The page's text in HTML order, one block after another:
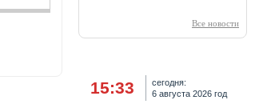
Все новости
15:33
сегодня:
6 августа 2026 год